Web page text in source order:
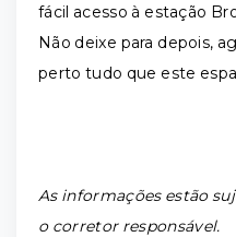
fácil acesso à estação
Não deixe para depois,
perto tudo que este
As informações estão
o corretor responsável.